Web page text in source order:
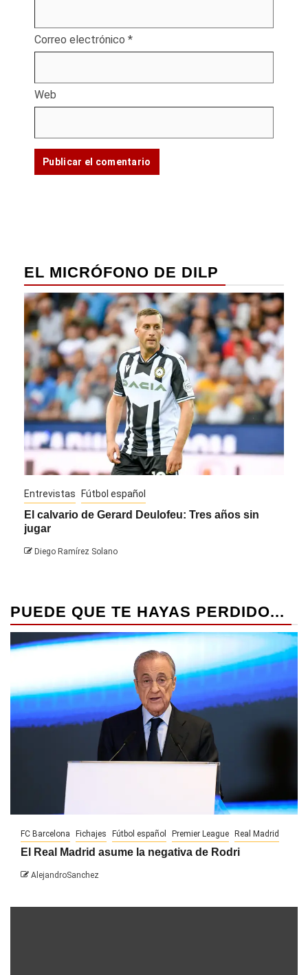
Correo electrónico *
Web
EL MICRÓFONO DE DILP
Entrevistas Fútbol español
El calvario de Gerard Deulofeu: Tres años sin
jugar
Diego Ramírez Solano
PUEDE QUE TE HAYAS PERDIDO...
FC Barcelona Fichajes Fútbol español Premier League Real Madrid
El Real Madrid asume la negativa de Rodri
AlejandroSanchez